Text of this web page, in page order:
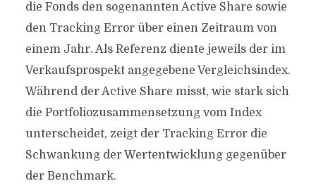
die Fonds den sogenannten Active Share sowie
den Tracking Error über einen Zeitraum von
einem Jahr. Als Referenz diente jeweils der im
Verkaufsprospekt angegebene Vergleichsindex.
Während der Active Share misst, wie stark sich
die Portfoliozusammensetzung vom Index
unterscheidet, zeigt der Tracking Error die
Schwankung der Wertentwicklung gegenüber
der Benchmark.